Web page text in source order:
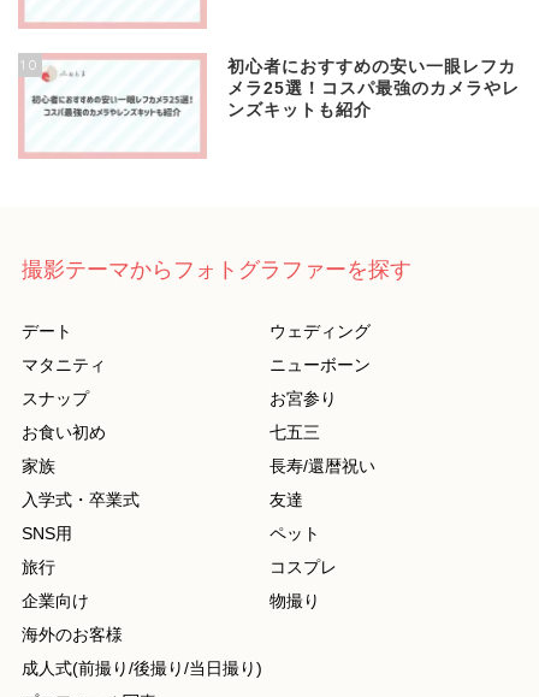
10
初心者におすすめの安い一眼レフカ
メラ25選！コスパ最強のカメラやレ
ンズキットも紹介
撮影テーマからフォトグラファーを探す
デート
ウェディング
マタニティ
ニューボーン
スナップ
お宮参り
お食い初め
七五三
家族
長寿/還暦祝い
入学式・卒業式
友達
SNS用
ペット
旅行
コスプレ
企業向け
物撮り
海外のお客様
成人式(前撮り/後撮り/当日撮り)